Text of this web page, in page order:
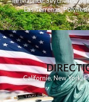
Las Terrenas,
Californie,New York,